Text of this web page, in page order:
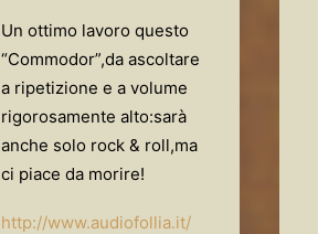
Un ottimo lavoro questo
“Commodor”,da ascoltare
a ripetizione e a volume
rigorosamente alto:sarà
anche solo rock & roll,ma
ci piace da morire!
http://www.audiofollia.it/